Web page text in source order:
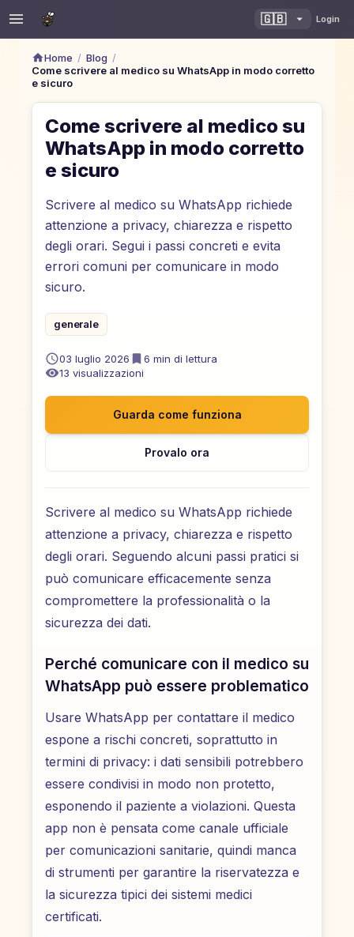
🇬🇧 Login
Home / Blog /
Come scrivere al medico su WhatsApp in modo corretto
e sicuro
Come scrivere al medico su
WhatsApp in modo corretto
e sicuro
Scrivere al medico su WhatsApp richiede
attenzione a privacy, chiarezza e rispetto
degli orari. Segui i passi concreti e evita
errori comuni per comunicare in modo
sicuro.
generale
03 luglio 2026 6 min di lettura
13 visualizzazioni
Guarda come funziona
Provalo ora
Scrivere al medico su WhatsApp richiede
attenzione a privacy, chiarezza e rispetto
degli orari. Seguendo alcuni passi pratici si
può comunicare efficacemente senza
compromettere la professionalità o la
sicurezza dei dati.
Perché comunicare con il medico su
WhatsApp può essere problematico
Usare WhatsApp per contattare il medico
espone a rischi concreti, soprattutto in
termini di privacy: i dati sensibili potrebbero
essere condivisi in modo non protetto,
esponendo il paziente a violazioni. Questa
app non è pensata come canale ufficiale
per comunicazioni sanitarie, quindi manca
di strumenti per garantire la riservatezza e
la sicurezza tipici dei sistemi medici
certificati.